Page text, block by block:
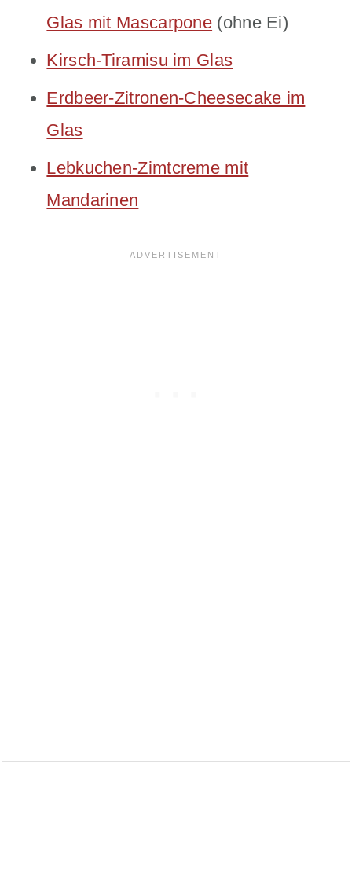
Glas mit Mascarpone (ohne Ei)
Kirsch-Tiramisu im Glas
Erdbeer-Zitronen-Cheesecake im
Glas
Lebkuchen-Zimtcreme mit
Mandarinen